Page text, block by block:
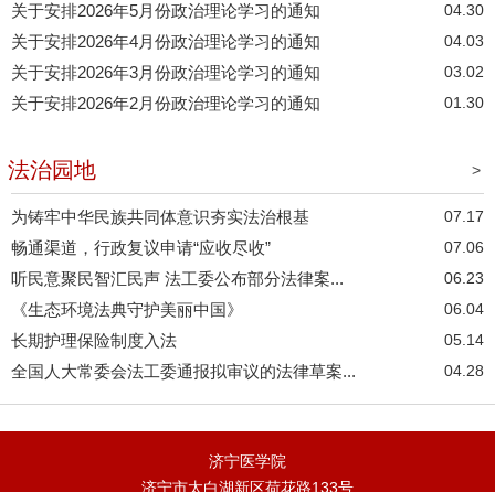
关于安排2026年5月份政治理论学习的通知 04.30
关于安排2026年4月份政治理论学习的通知 04.03
关于安排2026年3月份政治理论学习的通知 03.02
关于安排2026年2月份政治理论学习的通知 01.30
法治园地 >
为铸牢中华民族共同体意识夯实法治根基 07.17
畅通渠道，行政复议申请“应收尽收” 07.06
听民意聚民智汇民声 法工委公布部分法律案... 06.23
《生态环境法典守护美丽中国》 06.04
长期护理保险制度入法 05.14
全国人大常委会法工委通报拟审议的法律草案... 04.28
济宁医学院
济宁市太白湖新区荷花路133号